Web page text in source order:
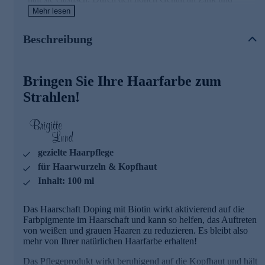
Biotin wirkt es stärkend auf die Haarstruktur. Außerdem hat
gesamten Brigitte Lund Haarwurzel- und Haarfollikel-
Bestellen Sie jetzt online!
Mehr lesen
Beschreibung
Bringen Sie Ihre Haarfarbe zum
Strahlen!
gezielte Haarpflege
für Haarwurzeln & Kopfhaut
Inhalt: 100 ml
Das Haarschaft Doping mit Biotin wirkt aktivierend auf die
Farbpigmente im Haarschaft und kann so helfen, das Auftreten
von weißen und grauen Haaren zu reduzieren. Es bleibt also
mehr von Ihrer natürlichen Haarfarbe erhalten!
Das Pflegeprodukt wirkt beruhigend auf die Kopfhaut und hält